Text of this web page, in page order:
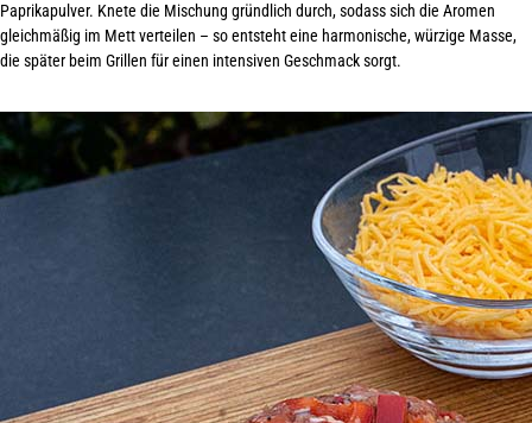
Paprikapulver. Knete die Mischung gründlich durch, sodass sich die Aromen
gleichmäßig im Mett verteilen – so entsteht eine harmonische, würzige Masse,
die später beim Grillen für einen intensiven Geschmack sorgt.